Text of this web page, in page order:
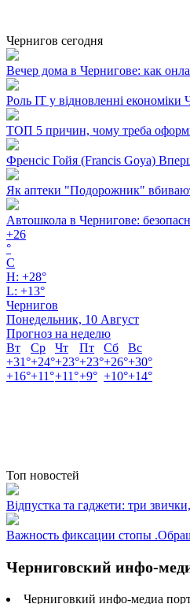
Чернигов сегодня
Вечер дома в Чернигове: как
Роль ІТ у відновленні економіки
ТОП 5 причин, чому треба
Френсіс Гойя (Francis Goya)
Як аптеки "Подорожник"
Автошкола в Чернигове:
+26
°
C
H: +28°
L: +13°
Чернигов
Понедельник, 10 Август
Прогноз на неделю
Вт
Ср Чт Пт Сб
Вс
+31°+24°+23°+23°+26°+30°
+16°+11°+11°+9° +10°+14°
Топ новостей
Відпустка та гаджети: три
Важность фиксации стопы
Черниговский инфо-
Черниговкий инфо-медиа